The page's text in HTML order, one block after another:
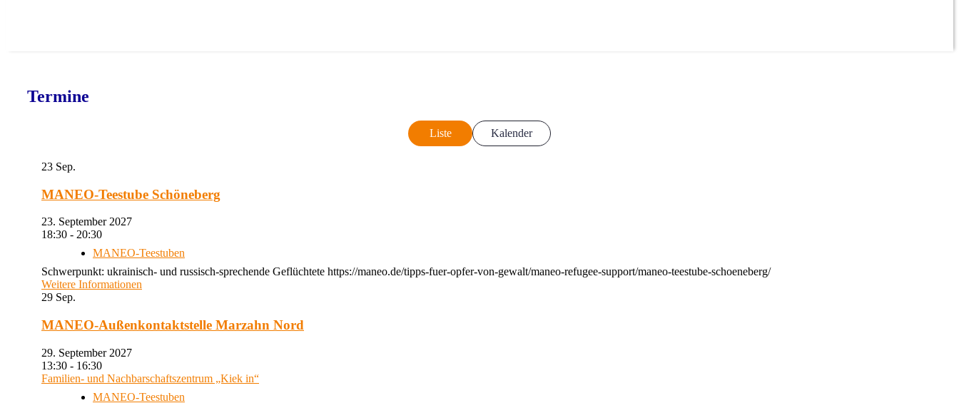
Termine
Liste Kalender
23 Sep.
MANEO-Teestube Schöneberg
23. September 2027
18:30 - 20:30
MANEO-Teestuben
Schwerpunkt: ukrainisch- und russisch-sprechende Geflüchtete https://maneo.de/tipps-fuer-opfer-von-gewalt/maneo-refugee-support/maneo-teestube-schoeneberg/
Weitere Informationen
29 Sep.
MANEO-Außenkontaktstelle Marzahn Nord
29. September 2027
13:30 - 16:30
Familien- und Nachbarschaftszentrum „Kiek in“
MANEO-Teestuben